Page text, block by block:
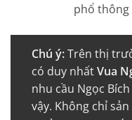
phổ thông
Chú ý:Trên thị
có duy nhấtVua
nhu cầu Ngọc
vậy. Không chỉ